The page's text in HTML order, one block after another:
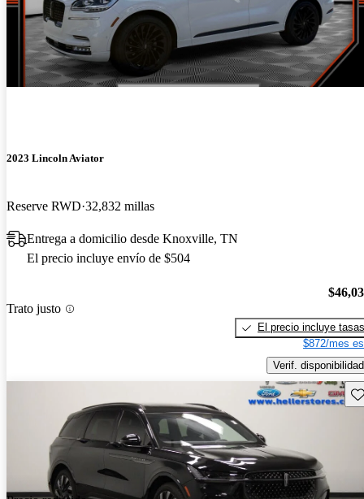
2023 Lincoln Aviator
Reserve RWD 32,832 millas
Entrega a domicilio desde Knoxville, TN
El precio incluye envío de $504
Trato justo
El precio incluye tasas
$872/mes
Verif. disponibilidad